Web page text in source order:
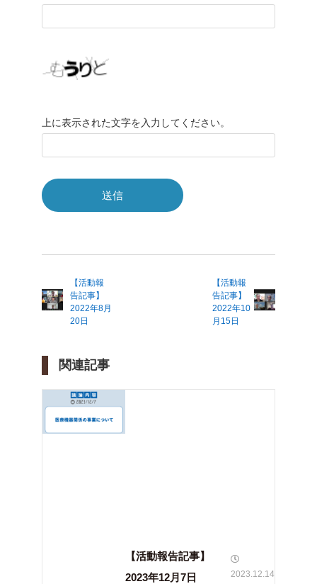
上に表示された文字を入力してください。
【活動報
告記事】
2022年8月
20日
【活動報
告記事】
2022年10
月15日
関連記事
【活動報告記事】
2023年12月7日
2023.12.14